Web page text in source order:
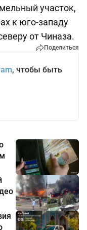
участок,
к юго-западу
от Чиназа.
Поделиться
, чтобы быть